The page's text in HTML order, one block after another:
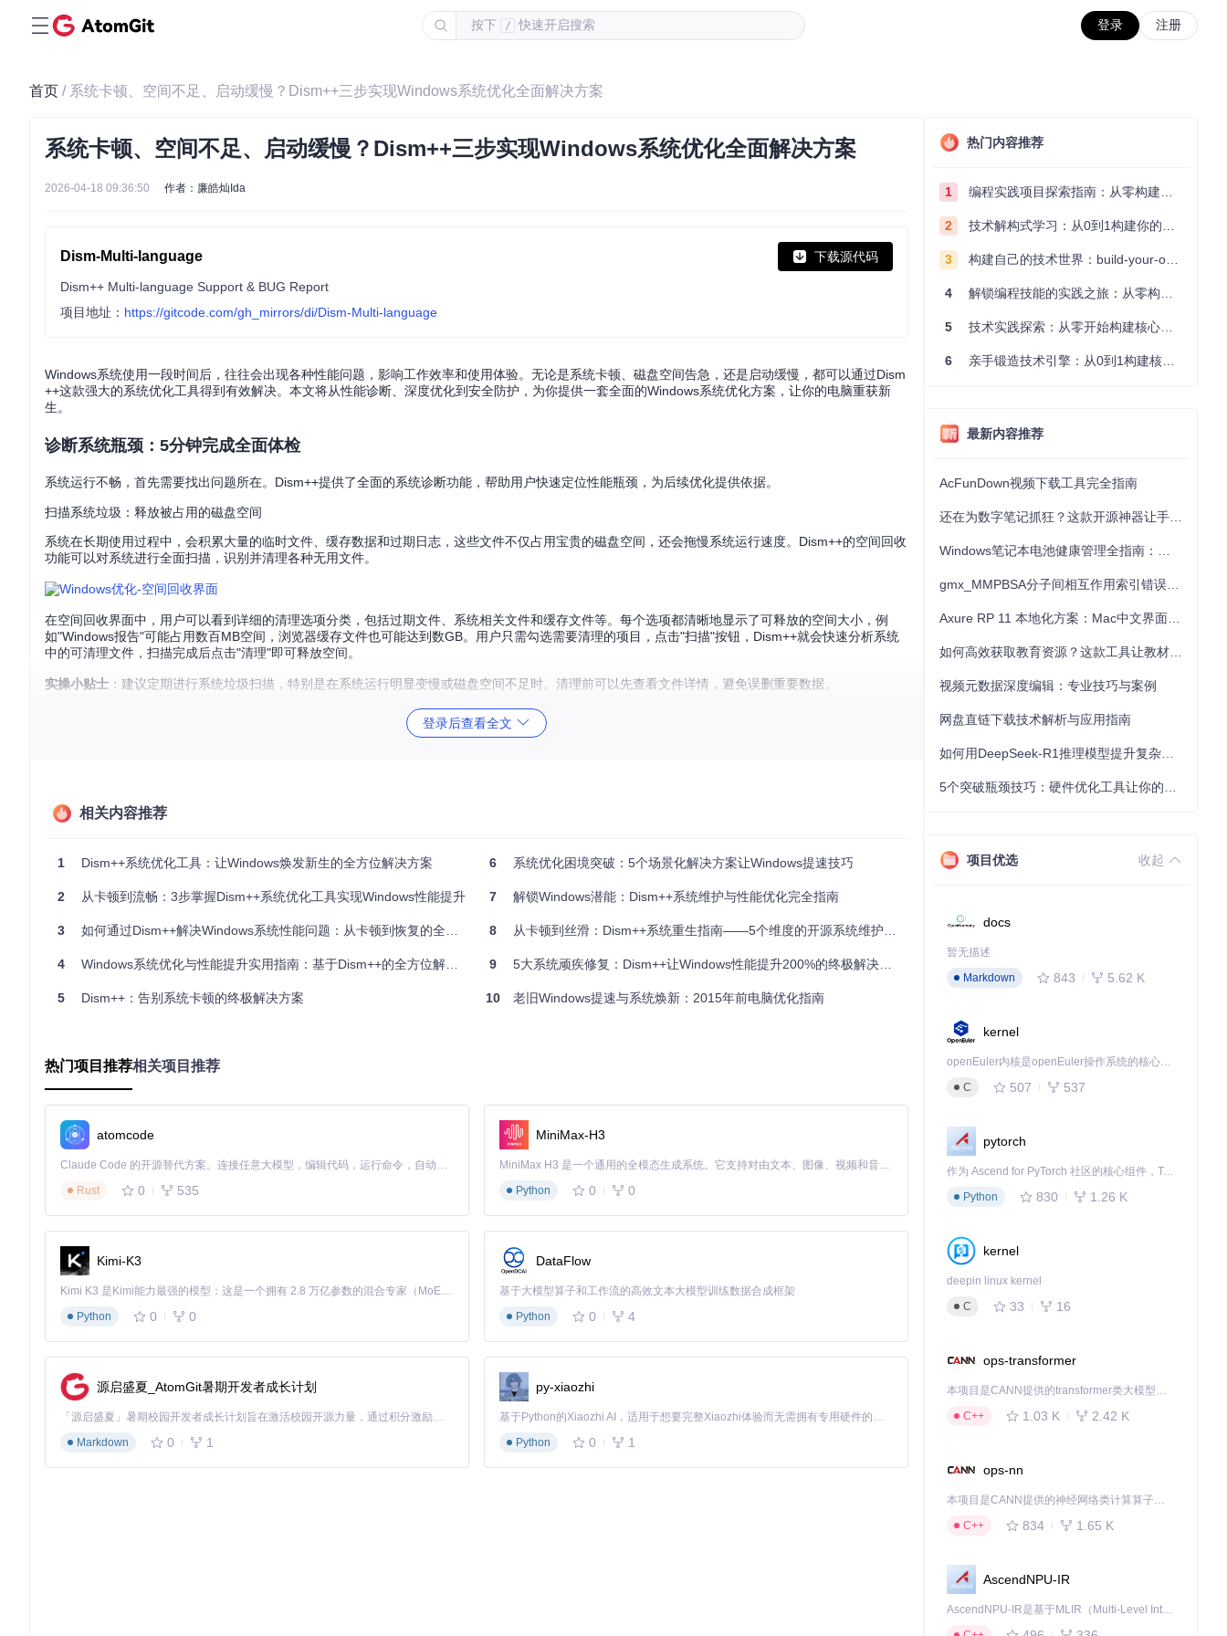
按下 / 快速开启搜索 登录 注册
首页 / 系统卡顿、空间不足、启动缓慢？Dism++三步实现Windows系统优化全面解决方案
系统卡顿、空间不足、启动缓慢？Dism++三步实现Windows系统优化全面解决方案
2026-04-18 09:36:50 作者：廉皓灿Ida
Dism-Multi-language 下载源代码
Dism++ Multi-language Support & BUG Report
项目地址： https://gitcode.com/gh_mirrors/di/Dism-Multi-language
Windows系统使用一段时间后，往往会出现各种性能问题，影响工作效率和使用体验。无论是系统卡顿、磁盘空间告急，还是启动缓慢，都可以通过Dism
++这款强大的系统优化工具得到有效解决。本文将从性能诊断、深度优化到安全防护，为你提供一套全面的Windows系统优化方案，让你的电脑重获新
生。
诊断系统瓶颈：5分钟完成全面体检
系统运行不畅，首先需要找出问题所在。Dism++提供了全面的系统诊断功能，帮助用户快速定位性能瓶颈，为后续优化提供依据。
扫描系统垃圾：释放被占用的磁盘空间
系统在长期使用过程中，会积累大量的临时文件、缓存数据和过期日志，这些文件不仅占用宝贵的磁盘空间，还会拖慢系统运行速度。Dism++的空间回收
功能可以对系统进行全面扫描，识别并清理各种无用文件。
在空间回收界面中，用户可以看到详细的清理选项分类，包括过期文件、系统相关文件和缓存文件等。每个选项都清晰地显示了可释放的空间大小，例
如"Windows报告"可能占用数百MB空间，浏览器缓存文件也可能达到数GB。用户只需勾选需要清理的项目，点击"扫描"按钮，Dism++就会快速分析系统
中的可清理文件，扫描完成后点击"清理"即可释放空间。
实操小贴士 ：建议定期进行系统垃圾扫描，特别是在系统运行明显变慢或磁盘空间不足时。清理前可以先查看文件详情，避免误删重要数据。
关机或重启过程缓慢
深度优化系统：释放电脑潜能
压缩系统文件：给系统穿上"紧身衣"
对于使用小容量SSD硬盘的用户来说，磁盘空间管理尤为重要。Dism++的CompactOS压缩功能可以在几乎不影响系统性能的前提下，显著减少系统文件
自动进行文件压缩，用户几乎感觉不到任何性能损失，却能获得宝贵的存储空间。
实操小贴士：压缩系统文件前，建议先关闭所有正在运行的程序，确保压缩过程不受干扰。压缩完成后，系统可能需要重启才能完全生效。
管理启动项：减少系统启动负担
系统启动时加载过多程序会严重影响启动速度。Dism++的启动项管理功能让你能够轻松控制开机启动的程序和服务，减少不必要的系统负担。
在Dism++的启动项管理界面，用户可以看到详细的启动程序列表，包括程序名称、发布者、启动命令和启动类型等信息。通过禁用不必要的启动项，可以
实操小贴士：在禁用启动项时，对于不熟悉的程序，建议先查询其用途，避免禁用必要的系统服务。可以通过搜索引擎查找程序名称，确认其是否为系统
必需或安全程序。
安全防护策略：保障系统稳定运行
系统优化不仅要提升性能，还要确保系统安全稳定运行。Dism++提供了全面的系统备份和还原功能，为系统安全保驾护航。
系统备份策略：为系统买一份"保险"
系统意外崩溃或病毒感染是每个电脑用户都可能遇到的问题。Dism++的系统备份功能为你提供了可靠的数据保护方案，就像为系统买了一份保险，让你在
遇到问题时能够快速恢复。
登录后查看全文
相关内容推荐
1 Dism++系统优化工具：让Windows焕发新生的全方位解决方案
2 从卡顿到流畅：3步掌握Dism++系统优化工具实现Windows性能提升
3 如何通过Dism++解决Windows系统性能问题：从卡顿到恢复的全方位优化指南
4 Windows系统优化与性能提升实用指南：基于Dism++的全方位解决方案
5 Dism++：告别系统卡顿的终极解决方案
6 系统优化困境突破：5个场景化解决方案让Windows提速技巧
7 解锁Windows潜能：Dism++系统维护与性能优化完全指南
8 从卡顿到丝滑：Dism++系统重生指南——5个维度的开源系统维护工具性能提升方案
9 5大系统顽疾修复：Dism++让Windows性能提升200%的终极解决方案
10 老旧Windows提速与系统焕新：2015年前电脑优化指南
热门项目推荐相关项目推荐
atomcode
Claude Code 的开源替代方案。连接任意大模型，编辑代码，运行命令，自动验证 — 全自动执行。用 Rust 构建，极致性能。 ｜ An open-source alternative to Claude Code. Connect any LLM, edit code, run commands, and verify changes — autonomously. Built in Rust for speed. Get Started
Rust
0 535
MiniMax-H3
MiniMax H3 是一个通用的全模态生成系统。它支持对由文本、图像、视频和音频组成的多模态上下文进行统一理解，并能生成分辨率高达 2K、时长可达 15 秒的带原生立体声音频的视频。得益于面向任务泛化的系统设计，H3 在预训练阶段就已具备广泛的多模态上下文理解与生成能力，能够出色地执行复杂的多模态指令。
Python
0 0
Kimi-K3
Kimi K3 是Kimi能力最强的模型：这是一个拥有 2.8 万亿参数的混合专家（MoE）模型，具备原生视觉理解能力，并支持 100 万 token 的上下文窗口。
Python
0 0
DataFlow
基于大模型算子和工作流的高效文本大模型训练数据合成框架
Python
0 4
源启盛夏_AtomGit暑期开发者成长计划
「源启盛夏」暑期校园开发者成长计划旨在激活校园开源力量，通过积分激励、认证扶持、资源倾斜等形式，引导高校组织和开发者完成「入驻 — 建项目 — 做贡献 — 获认证 — 得资源」的完整闭环。无论你是想带领社团入驻平台的组织者，还是希望用代码贡献证明自己的开发者，都能在这里找到属于你的成长路径。
Markdown
0 1
py-xiaozhi
基于Python的Xiaozhi AI，适用于想要完整Xiaozhi体验而无需拥有专用硬件的用户。
Python
0 1
热门内容推荐
1 编程实践项目探索指南：从零构建技术能力体系
2 技术解构式学习：从0到1构建你的编程知识体系
3 构建自己的技术世界：build-your-own-x项目的实践探索指南
4 解锁编程技能的实践之旅：从零构建你的技术世界
5 技术实践探索：从零开始构建核心系统的实践指南
6 亲手锻造技术引擎：从0到1构建核心系统的实践指南
最新内容推荐
AcFunDown视频下载工具完全指南
视频元数据深度编辑：专业技巧与案例
网盘直链下载技术解析与应用指南
项目优选 收起
docs
暂无描述
Markdown
843 5.62 K
kernel
openEuler内核是openEuler操作系统的核心，既是系统性能与稳定性的基石，也是连接处理器、设备与服务的桥梁。
C
507 537
pytorch
作为 Ascend for PyTorch 社区的核心组件，TorchNPU 是昇腾专为 PyTorch 打造的深度学习适配插件，使 PyTorch 框架能够直接调用昇腾 NPU，为开发者提供昇腾 AI 处理器的超强算力。
Python
830 1.26 K
kernel
deepin linux kernel
C
33 16
ops-transformer
本项目是CANN提供的transformer类大模型算子库，实现网络在NPU上加速计算。
C++
1.03 K 2.42 K
ops-nn
本项目是CANN提供的神经网络类计算算子库，实现网络在NPU上加速计算。
C++
834 1.65 K
AscendNPU-IR
AscendNPU-IR是基于MLIR（Multi-Level Intermediate Representation）构建的，面向昇腾亲和算子编译时使用的中间表示，提供昇腾完备表达能力，通过编译优化提升昇腾AI处理器计算效率，支持通过生态框架使能昇腾AI处理器与深度调优